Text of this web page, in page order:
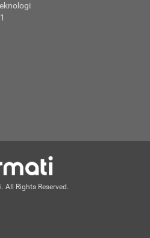
All Rights Reserved.